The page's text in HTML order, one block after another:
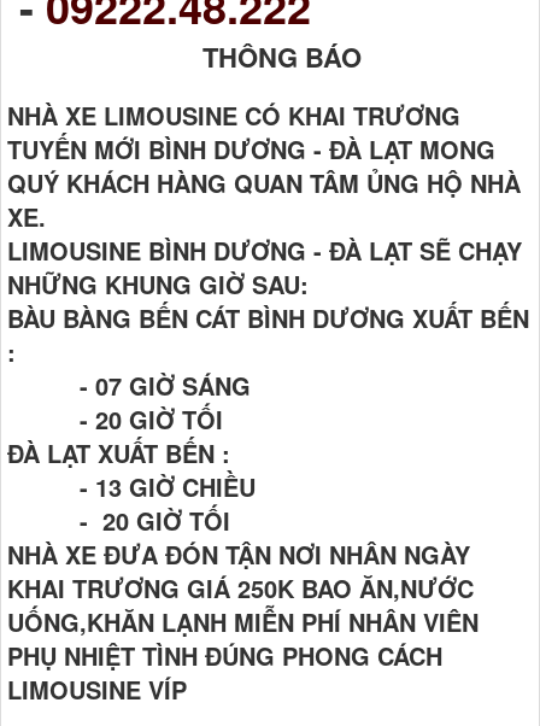
THÔNG BÁO
NHÀ XE LIMOUSINE CÓ KHAI TRƯƠNG
TUYẾN MỚI BÌNH DƯƠNG - ĐÀ LẠT MONG
QUÝ KHÁCH HÀNG QUAN TÂM ỦNG HỘ NHÀ
XE.
LIMOUSINE BÌNH DƯƠNG - ĐÀ LẠT SẼ CHẠY
NHỮNG KHUNG GIỜ SAU:
BÀU BÀNG BẾN CÁT BÌNH DƯƠNG XUẤT BẾN
:
- 07 GIỜ SÁNG
- 20 GIỜ TỐI
ĐÀ LẠT XUẤT BẾN :
- 13 GIỜ CHIỀU
- 20 GIỜ TỐI
NHÀ XE ĐƯA ĐÓN TẬN NƠI NHÂN NGÀY
KHAI TRƯƠNG GIÁ 250K BAO ĂN,NƯỚC
UỐNG,KHĂN LẠNH MIỄN PHÍ NHÂN VIÊN
PHỤ NHIỆT TÌNH ĐÚNG PHONG CÁCH
LIMOUSINE VÍP